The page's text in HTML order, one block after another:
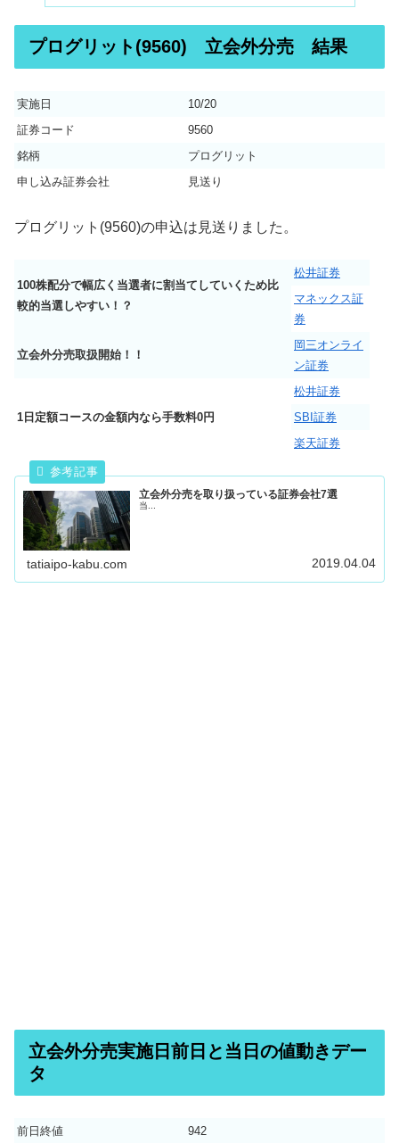
プログリット(9560) 立会外分売 結果
実施日
10/20
証券コード
9560
銘柄
プログリット
申し込み証券会社
見送り
プログリット(9560)の申込は見送りました。
100株配分で幅広く当選者に割当てしていくため比
較的当選しやすい！？
松井証券
マネックス証
券
立会外分売取扱開始！！
岡三オンライ
ン証券
1日定額コースの金額内なら手数料0円
松井証券
SBI証券
楽天証券
立会外分売を取り扱っている証券会社7選
当...
tatiaipo-kabu.com 2019.04.04
立会外分売実施日前日と当日の値動きデー
タ
前日終値
942